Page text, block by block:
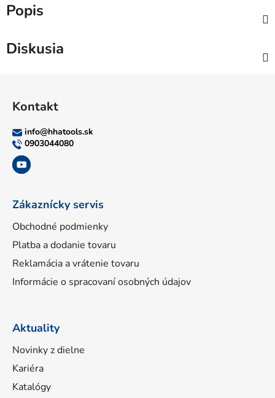
Popis
Diskusia
Kontakt
info@hhatools.sk
0903044080
Zákaznícky servis
Obchodné podmienky
Platba a dodanie tovaru
Reklamácia a vrátenie tovaru
Informácie o spracovaní osobných údajov
Aktuality
Novinky z dielne
Kariéra
Katalógy